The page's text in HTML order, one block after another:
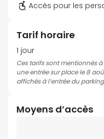
Accès pour les
Tarif horaire
1 jour
Ces tarifs sont mentionnés
une entrée sur place le 8
affichés à l’entrée du
Moyens d’accès